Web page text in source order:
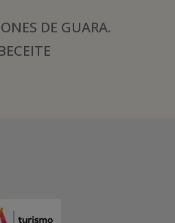
DE GUARA.